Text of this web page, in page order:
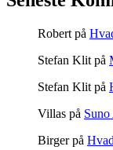
Robert på
Stefan Klit på
Stefan Klit på
Villas på
Birgerpå